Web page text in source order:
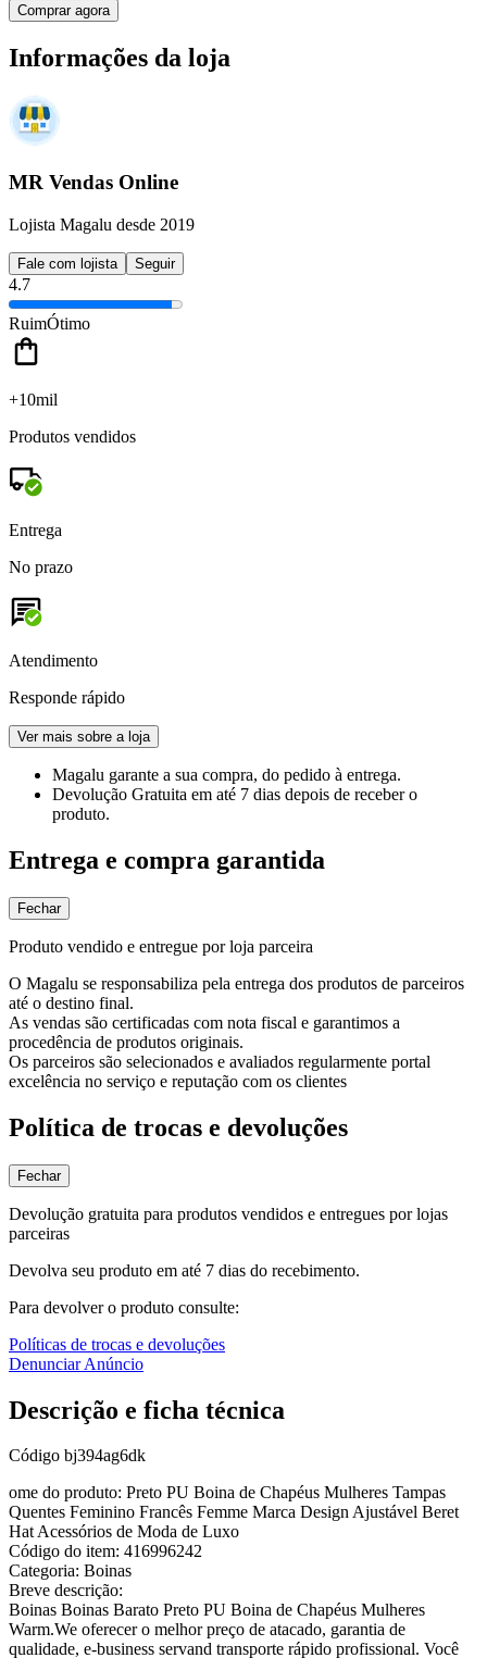
Comprar agora
Informações da loja
MR Vendas Online
Lojista Magalu desde 2019
Fale com lojista Seguir
4.7
RuimÓtimo
+10mil
Produtos vendidos
Entrega
No prazo
Atendimento
Responde rápido
Ver mais sobre a loja
Magalu garante a sua compra, do pedido à entrega.
Devolução Gratuita em até 7 dias depois de receber o
produto.
Entrega e compra garantida
Fechar
Produto vendido e entregue por loja parceira
O Magalu se responsabiliza pela entrega dos produtos de parceiros
até o destino final.
As vendas são certificadas com nota fiscal e garantimos a
procedência de produtos originais.
Os parceiros são selecionados e avaliados regularmente portal
excelência no serviço e reputação com os clientes
Política de trocas e devoluções
Fechar
Devolução gratuita para produtos vendidos e entregues por lojas
parceiras
Devolva seu produto em até 7 dias do recebimento.
Para devolver o produto consulte:
Políticas de trocas e devoluções
Denunciar Anúncio
Descrição e ficha técnica
Código bj394ag6dk
ome do produto: Preto PU Boina de Chapéus Mulheres Tampas
Quentes Feminino Francês Femme Marca Design Ajustável Beret
Hat Acessórios de Moda de Luxo
Código do item: 416996242
Categoria: Boinas
Breve descrição:
Boinas Boinas Barato Preto PU Boina de Chapéus Mulheres
Warm.We oferecer o melhor preço de atacado, garantia de
qualidade, e-business servand transporte rápido profissional. Você